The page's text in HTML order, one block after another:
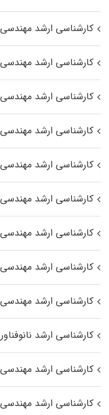
کارشناسی ارشد
کارشناسی ارشد
کارشناسی ارشد مهندسی
کارشناسی ارشد
کارشناسی ارشد
کارشناسی ارشد
کارشناسی ارشد
کارشناسی ارشد
کارشناسی ارشد
کارشناسی ارشد
کارشناسی ارشد مهندسی
کارشناسی ارشد مهندسی